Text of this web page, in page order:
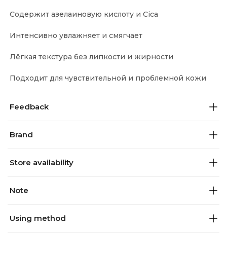
Содержит азелаиновую кислоту и Cica
Интенсивно увлажняет и смягчает
Лёгкая текстура без липкости и жирности
Подходит для чувствительной и проблемной кожи
Feedback
Brand
Store availability
Note
Using method